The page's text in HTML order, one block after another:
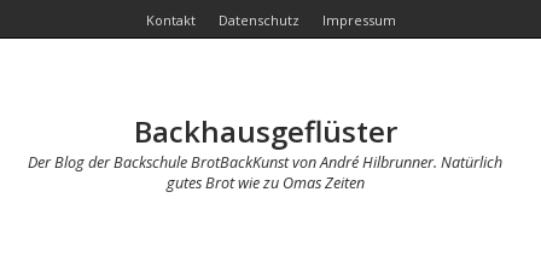
Kontakt Datenschutz Impressum
Backhausgeflüster
Der Blog der Backschule BrotBackKunst von André Hilbrunner. Natürlich
gutes Brot wie zu Omas Zeiten